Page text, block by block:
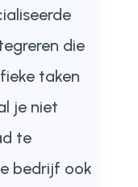
die
taken
je niet
te
bedrijf ook